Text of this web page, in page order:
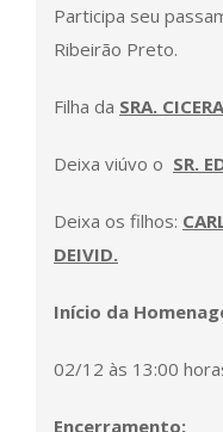
Participa seu
Ribeirão Preto.
Filha da SRA.
Deixa viúvo o SR.
Deixa os filhos:
DEIVID.
Início da
02/12 às 13:00
Encerramento: